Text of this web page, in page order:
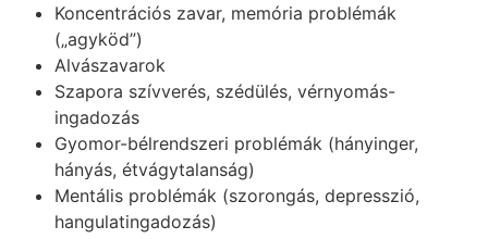
Koncentrációs zavar, memória problémák
(„agyköd”)
Alvászavarok
Szapora szívverés, szédülés, vérnyomás-
ingadozás
Gyomor-bélrendszeri problémák (hányinger,
hányás, étvágytalanság)
Mentális problémák (szorongás, depresszió,
hangulatingadozás)